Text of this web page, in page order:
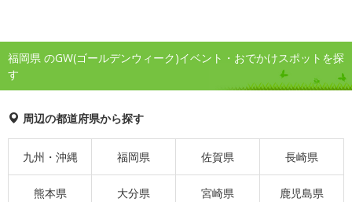
福岡県 のGW(ゴールデンウィーク)イベント・おでかけスポットを探
す
周辺の都道府県から探す
九州・沖縄 福岡県 佐賀県 長崎県
熊本県 大分県 宮崎県 鹿児島県